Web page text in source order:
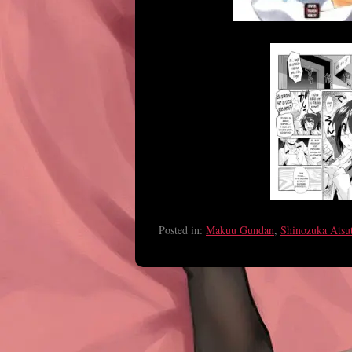
Posted in: Makuu Gundan, Shinozuka